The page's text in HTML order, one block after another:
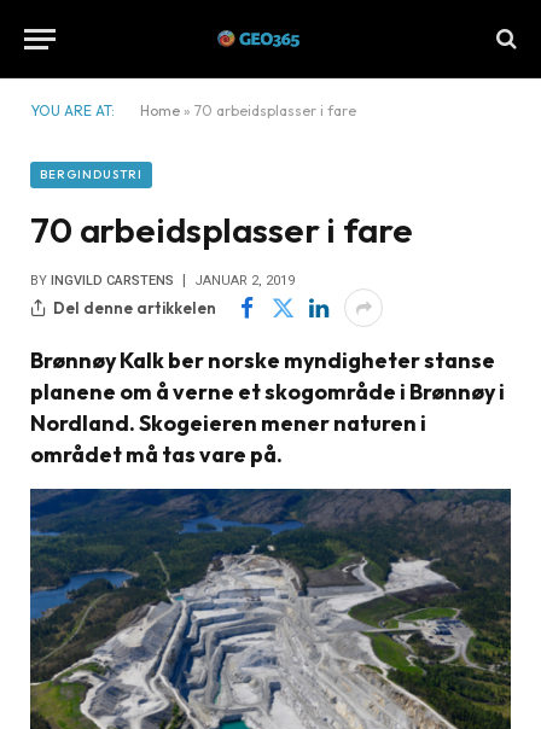
YOU ARE AT: Home » 70 arbeidsplasser i fare
BERGINDUSTRI
70 arbeidsplasser i fare
BY INGVILD CARSTENS JANUAR 2, 2019
Del denne artikkelen
Brønnøy Kalk ber norske myndigheter stanse
planene om å verne et skogområde i Brønnøy i
Nordland. Skogeieren mener naturen i
området må tas vare på.